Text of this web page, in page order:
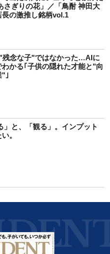
さぎりの花」／「鳥酎 神田大
の激推し銘柄vol.1
残念な子"ではなかった…AIに
わかる｢子供の隠れた才能と"向
"｣
」と、「観る」。インプット
。